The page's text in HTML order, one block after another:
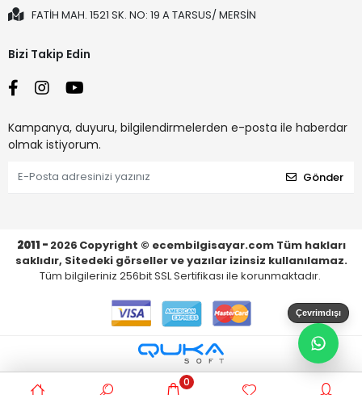
FATİH MAH. 1521 SK. NO: 19 A TARSUS/ MERSİN
Bizi Takip Edin
Kampanya, duyuru, bilgilendirmelerden e-posta ile haberdar
olmak istiyorum.
Gönder
2011 - 2026 Copyright © ecembilgisayar.com Tüm hakları
saklıdır, Sitedeki görseller ve yazılar izinsiz kullanılamaz.
Tüm bilgileriniz 256bit SSL Sertifikası ile korunmaktadır.
0
Çevrimdışı